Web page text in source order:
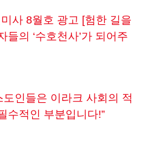
사 8월호 광고 [험한 길을
들의 ‘수호천사’가 되어주
도인들은 이라크 사회의 적
수적인 부분입니다!”